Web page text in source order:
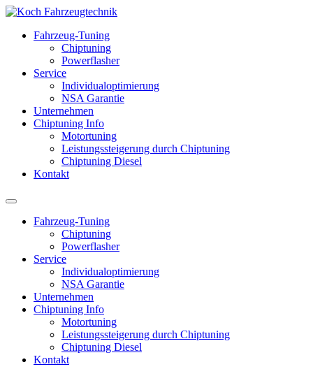
Fahrzeug-Tuning
Chiptuning
Powerflasher
Service
Individualoptimierung
NSA Garantie
Unternehmen
Chiptuning Info
Motortuning
Leistungssteigerung durch Chiptuning
Chiptuning Diesel
Kontakt
Fahrzeug-Tuning
Chiptuning
Powerflasher
Service
Individualoptimierung
NSA Garantie
Unternehmen
Chiptuning Info
Motortuning
Leistungssteigerung durch Chiptuning
Chiptuning Diesel
Kontakt